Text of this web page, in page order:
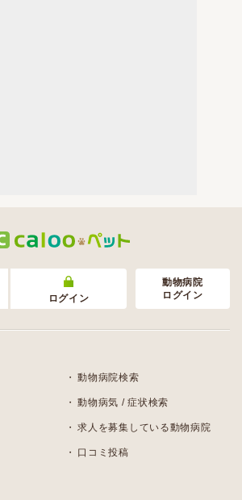
ログイン
動物病院
ログイン
動物病院検索
動物病気 / 症状検索
求人を募集している動物病院
口コミ投稿